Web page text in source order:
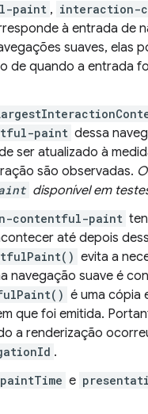
paint , interaction-
à entrada de
suaves, elas
de quando a entrada
paint dessa
ser atualizado à
são observadas.
disponível em
contentful-paint
até depois
evita a
navegação suave é
é uma cópia
que foi emitida.
a renderização
.
paintTime e